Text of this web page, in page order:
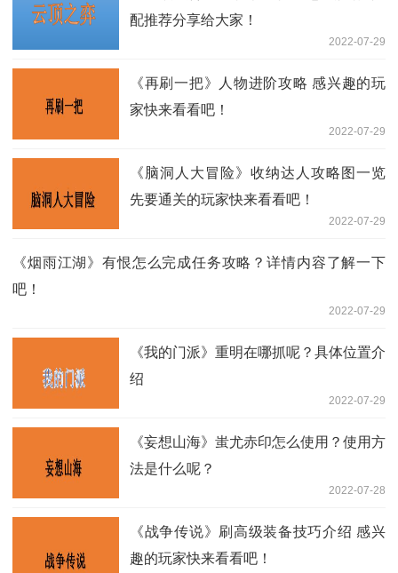
配推荐分享给大家！
2022-07-29
《再刷一把》人物进阶攻略 感兴趣的玩
家快来看看吧！
2022-07-29
《脑洞人大冒险》收纳达人攻略图一览
先要通关的玩家快来看看吧！
2022-07-29
《烟雨江湖》有恨怎么完成任务攻略？详情内容了解一下
吧！
2022-07-29
《我的门派》重明在哪抓呢？具体位置介
绍
2022-07-29
《妄想山海》蚩尤赤印怎么使用？使用方
法是什么呢？
2022-07-28
《战争传说》刷高级装备技巧介绍 感兴
趣的玩家快来看看吧！